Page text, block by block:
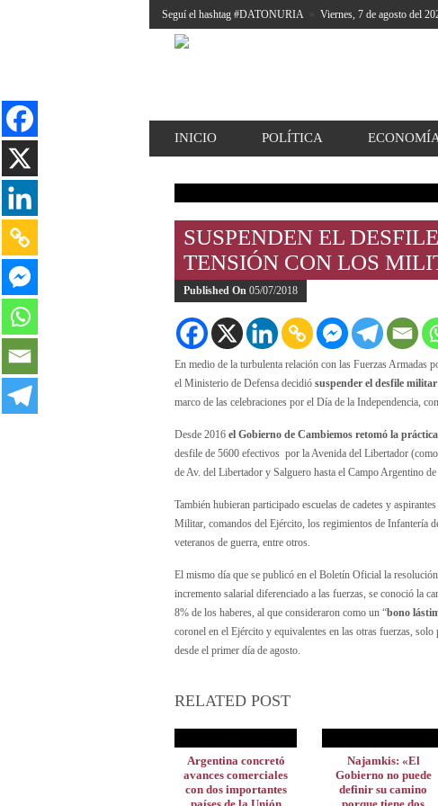
Seguí el hashtag #DATONURIA » Viernes, 7 de agosto del
INICIO POLÍTICA
SUSPENDEN EL
TENSIÓN CON LOS
Published On 05/07/2018
En medio de la turbulenta relación con las Fuerzas Armadas
el Ministerio de Defensa decidió suspender el desfile
marco de las celebraciones por el Día de la Independencia,
Desde 2016 el Gobierno de Cambiemos retomó la
desfile de 5600 efectivos por la Avenida del Libertador
de Av. del Libertador y Salguero hasta el Campo Argentino
También hubieran participado escuelas de cadetes y
Militar, comandos del Ejército, los regimientos de Infantería
veteranos de guerra, entre otros.
El mismo día que se publicó en el Boletín Oficial la
incremento salarial diferenciado a las fuerzas, se conoció la
8% de los haberes, al que consideraron como un “bono
coronel en el Ejército y equivalentes en las otras fuerzas,
desde el primer día de agosto.
RELATED POST
Argentina concretó
avances comerciales
con dos importantes
Najamkis: «El
Gobierno no puede
definir su camino